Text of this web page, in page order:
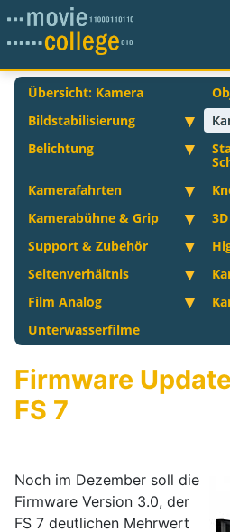
Übersicht: Kamera
Bildstabilisierung
Belichtung
Kamerafahrten
Kamerabühne & Grip
Support & Zubehör
Seitenverhältnis
Film Analog
Unterwasserfilme
Firmware
FS 7
Noch im Dezember soll die
Firmware Version 3.0, der
FS 7 deutlichen Mehrwert